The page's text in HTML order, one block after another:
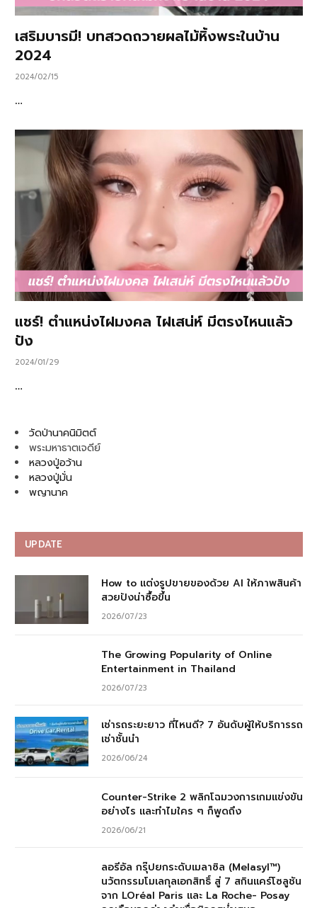
เสริมบารมี! บทสวดถวายผลไม้หิ้งพระในบ้าน
2024
2024/02/15
…
แชร์! ตำแหน่งไฝมงคล ไฝเสน่ห์ มีตรงไหนแล้ว
ปัง
2024/01/29
…
วัดป่านาคนิมิตต์
พระมหาธาตเจดีย์
หลวงปู่อว้าน
หลวงปู่มั่น
พญานาค
UPDATE
How to แต่งรูปขายของด้วย AI ให้ภาพสินค้า
สวยปังน่าซื้อขึ้น
2026/07/23
The Growing Popularity of Online
Entertainment in Thailand
2026/07/23
เช่ารถระยะยาว ที่ไหนดี? 7 อันดับผู้ให้บริการรถ
เช่าชั้นนำ
2026/06/24
Counter-Strike 2 พลิกโฉมวงการเกมแข่งขัน
อย่างไร และทำไมใคร ๆ ก็พูดถึง
2026/06/21
ลอรีอัล กรุ๊ปยกระดับเมลาซิล (Melasyl™)
นวัตกรรมโมเลกุลเอกสิทธิ์ สู่ 7 สกินแคร์โซลูชัน
จาก LOréal Paris และ La Roche- Posay